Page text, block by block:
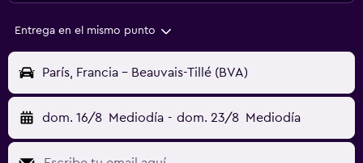
Entrega en el mismo punto
París, Francia - Beauvais-Tillé (BVA)
dom. 16/8 Mediodía - dom. 23/8 Mediodía